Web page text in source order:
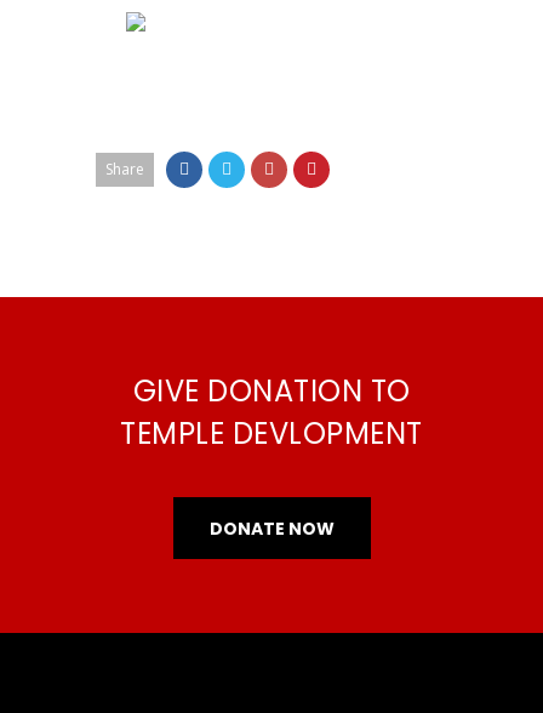
Share
GIVE DONATION TO
TEMPLE DEVLOPMENT
DONATE NOW